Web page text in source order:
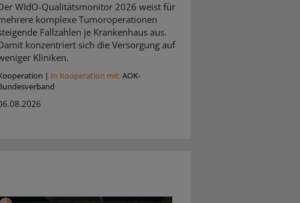
WIdO-Qualitätsmonitor 2026 weist für
komplexe Tumoroperationen
Fallzahlen je Krankenhaus aus.
konzentriert sich die Versorgung auf
Kliniken.
| In Kooperation mit:AOK-